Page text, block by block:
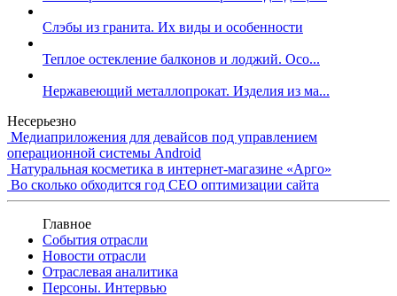
Слэбы из гранита. Их виды и особенности
Теплое остекление балконов и лоджий. Осо...
Нержавеющий металлопрокат. Изделия из ма...
Несерьезно
Медиаприложения для девайсов под управлением
операционной системы Android
Натуральная косметика в интернет-магазине «Арго»
Во сколько обходится год СЕО оптимизации сайта
Главное
События отрасли
Новости отрасли
Отраслевая аналитика
Персоны. Интервью